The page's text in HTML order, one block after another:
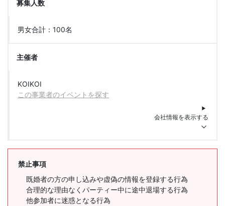
募集人数
男女合計：100名
主催者
KOIKOI
この事業者のイベントを探す
会社情報を表示する
禁止事項
既婚者の方の申し込みや虚偽の情報を登録する行為
合理的な理由なくパーティー中に途中退場する行為
他参加者に迷惑となる行為